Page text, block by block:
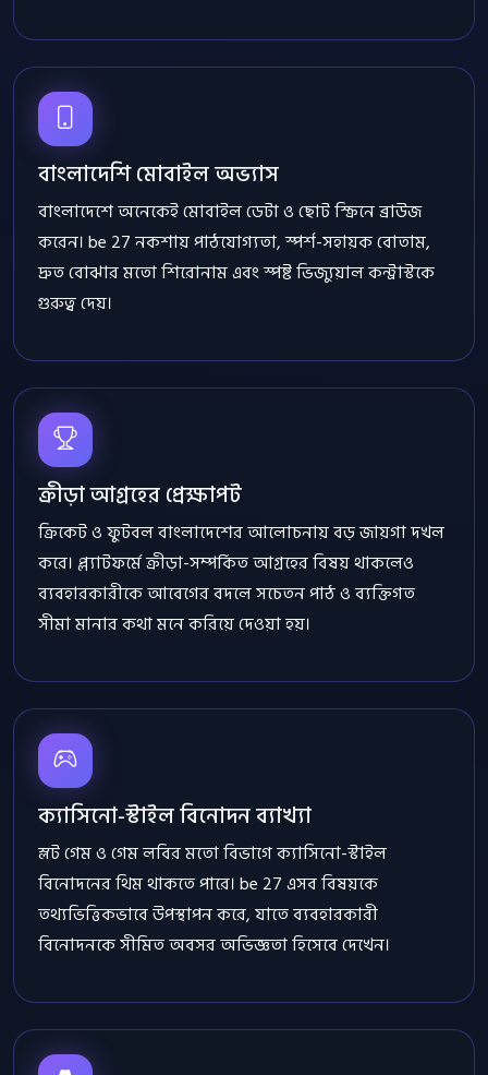
বাংলাদেশি মোবাইল অভ্যাস
বাংলাদেশে অনেকেই মোবাইল ডেটা ও ছোট স্ক্রিনে ব্রাউজ
করেন। be 27 নকশায় পাঠযোগ্যতা, স্পর্শ-সহায়ক বোতাম,
দ্রুত বোঝার মতো শিরোনাম এবং স্পষ্ট ভিজ্যুয়াল কন্ট্রাস্টকে
গুরুত্ব দেয়।
ক্রীড়া আগ্রহের প্রেক্ষাপট
ক্রিকেট ও ফুটবল বাংলাদেশের আলোচনায় বড় জায়গা দখল
করে। প্ল্যাটফর্মে ক্রীড়া-সম্পর্কিত আগ্রহের বিষয় থাকলেও
ব্যবহারকারীকে আবেগের বদলে সচেতন পাঠ ও ব্যক্তিগত
সীমা মানার কথা মনে করিয়ে দেওয়া হয়।
ক্যাসিনো-স্টাইল বিনোদন ব্যাখ্যা
স্লট গেম ও গেম লবির মতো বিভাগে ক্যাসিনো-স্টাইল
বিনোদনের থিম থাকতে পারে। be 27 এসব বিষয়কে
তথ্যভিত্তিকভাবে উপস্থাপন করে, যাতে ব্যবহারকারী
বিনোদনকে সীমিত অবসর অভিজ্ঞতা হিসেবে দেখেন।